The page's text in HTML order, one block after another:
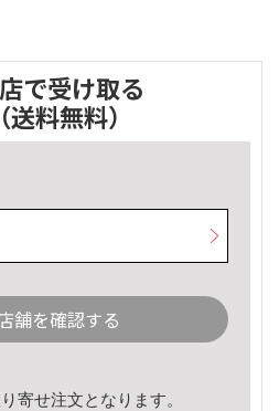
で受け取る
（送料無料）
舗を確認する
寄せ注文となります。